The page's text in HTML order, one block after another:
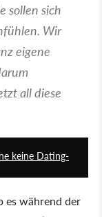
sollen sich
Wir
eigene
all diese
keine Dating-
es während der